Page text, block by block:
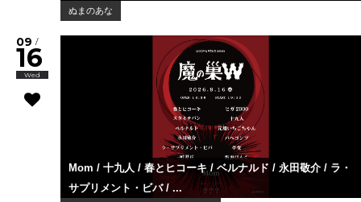
ぬまのあな
09 /
16
Wed
Mom / 十九人 / 春とヒコーキ / ベルナルド / 永田敬介 / ラ・
サプリメント・ビバ / ...